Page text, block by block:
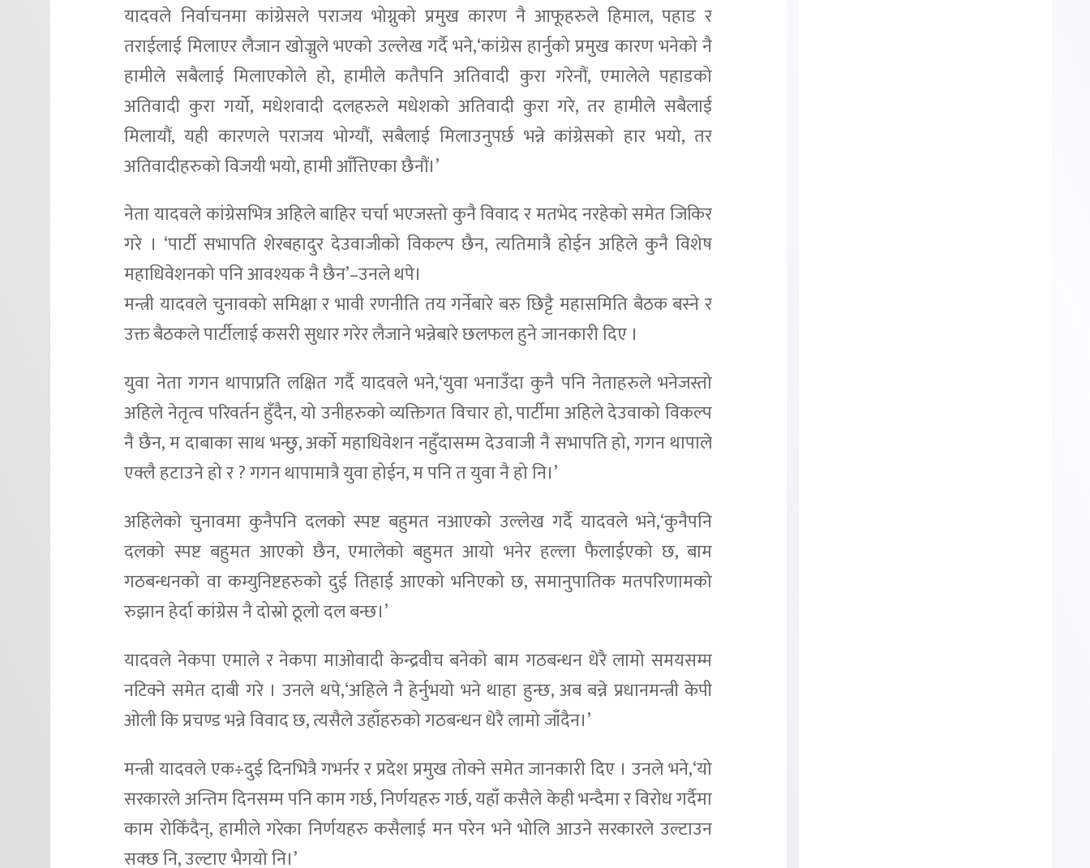
यादवले निर्वाचनमा कांग्रेसले पराजय भोग्नुको प्रमुख कारण नै आफूहरुले हिमाल, पहाड र
तराईलाई मिलाएर लैजान खोज्नुले भएको उल्लेख गर्दै भने,‘कांग्रेस हार्नुको प्रमुख कारण भनेको नै
हामीले सबैलाई मिलाएकोले हो, हामीले कतैपनि अतिवादी कुरा गरेनौं, एमालेले पहाडको
अतिवादी कुरा गर्यो, मधेशवादी दलहरुले मधेशको अतिवादी कुरा गरे, तर हामीले सबैलाई
मिलायौं, यही कारणले पराजय भोग्यौं, सबैलाई मिलाउनुपर्छ भन्ने कांग्रेसको हार भयो, तर
अतिवादीहरुको विजयी भयो, हामी आँत्तिएका छैनौं।’
नेता यादवले कांग्रेसभित्र अहिले बाहिर चर्चा भएजस्तो कुनै विवाद र मतभेद नरहेको समेत जिकिर
गरे । ‘पार्टी सभापति शेरबहादुर देउवाजीको विकल्प छैन, त्यतिमात्रै होईन अहिले कुनै विशेष
महाधिवेशनको पनि आवश्यक नै छैन’–उनले थपे।
मन्त्री यादवले चुनावको समिक्षा र भावी रणनीति तय गर्नेबारे बरु छिट्टै महासमिति बैठक बस्ने र
उक्त बैठकले पार्टीलाई कसरी सुधार गरेर लैजाने भन्नेबारे छलफल हुने जानकारी दिए ।
युवा नेता गगन थापाप्रति लक्षित गर्दै यादवले भने,‘युवा भनाउँदा कुनै पनि नेताहरुले भनेजस्तो
अहिले नेतृत्व परिवर्तन हुँदैन, यो उनीहरुको व्यक्तिगत विचार हो, पार्टीमा अहिले देउवाको विकल्प
नै छैन, म दाबाका साथ भन्छु, अर्को महाधिवेशन नहुँदासम्म देउवाजी नै सभापति हो, गगन थापाले
एक्लै हटाउने हो र ? गगन थापामात्रै युवा होईन, म पनि त युवा नै हो नि।’
अहिलेको चुनावमा कुनैपनि दलको स्पष्ट बहुमत नआएको उल्लेख गर्दै यादवले भने,‘कुनैपनि
दलको स्पष्ट बहुमत आएको छैन, एमालेको बहुमत आयो भनेर हल्ला फैलाईएको छ, बाम
गठबन्धनको वा कम्युनिष्टहरुको दुई तिहाई आएको भनिएको छ, समानुपातिक मतपरिणामको
रुझान हेर्दा कांग्रेस नै दोस्रो ठूलो दल बन्छ।’
यादवले नेकपा एमाले र नेकपा माओवादी केन्द्रवीच बनेको बाम गठबन्धन धेरै लामो समयसम्म
नटिक्ने समेत दाबी गरे । उनले थपे,‘अहिले नै हेर्नुभयो भने थाहा हुन्छ, अब बन्ने प्रधानमन्त्री केपी
ओली कि प्रचण्ड भन्ने विवाद छ, त्यसैले उहाँहरुको गठबन्धन धेरै लामो जाँदैन।’
मन्त्री यादवले एक÷दुई दिनभित्रै गभर्नर र प्रदेश प्रमुख तोक्ने समेत जानकारी दिए । उनले भने,‘यो
सरकारले अन्तिम दिनसम्म पनि काम गर्छ, निर्णयहरु गर्छ, यहाँ कसैले केही भन्दैमा र विरोध गर्दैमा
काम रोकिँदैन्, हामीले गरेका निर्णयहरु कसैलाई मन परेन भने भोलि आउने सरकारले उल्टाउन
सक्छ नि, उल्टाए भैगयो नि।’